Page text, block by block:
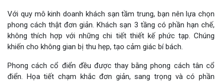
Với quy mô kinh doanh khách sạn tầm trung, bạn nên lựa chọn
phong cách thật đơn giản. Khách sạn 3 tầng có phần hạn chế,
không thích hợp với những chi tiết thiết kế phức tạp. Chúng
khiến cho không gian bị thu hẹp, tạo cảm giác bí bách.
Phong cách cổ điển đều được thay bằng phong cách tân cổ
điển. Họa tiết chạm khắc đơn giản, sang trọng và có phần